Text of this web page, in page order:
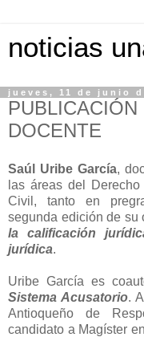
noticias
jueves, 11 de junio
DOCENTE
Saúl Uribe García,
las áreas del
Civil, tanto en
segunda edición de su
la calificación
jurídica.
Uribe García es
Sistema Acusatorio.
Antioqueño de
candidato a Magíster